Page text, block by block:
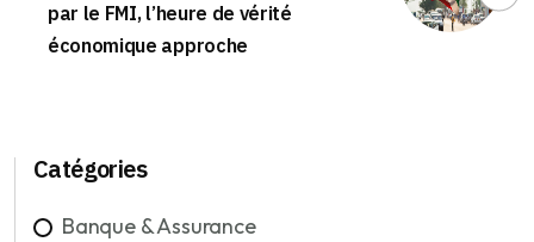
par le FMI, l’heure de vérité
économique approche
Catégories
Banque & Assurance